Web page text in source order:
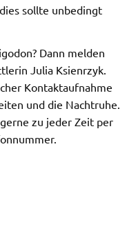
sollte unbedingt
Dann melden
Julia Ksienrzyk.
Kontaktaufnahme
und die Nachtruhe.
zu jeder Zeit per